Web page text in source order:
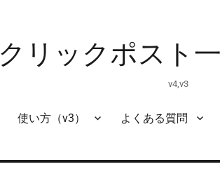
クリックポスト
v4,v3
使い方（v3） よくある質問